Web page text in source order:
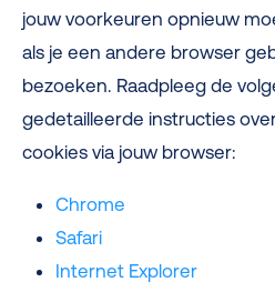
jouw voorkeuren opnieuw
als je een andere browser
bezoeken. Raadpleeg de
gedetailleerde instructies
cookies via jouw browser:
Chrome
Safari
Internet Explorer